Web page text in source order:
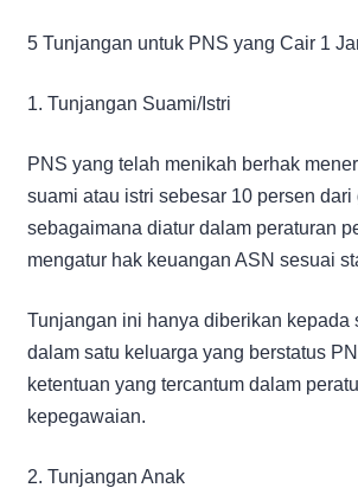
5 Tunjangan untuk PNS yang Cair 1
1. Tunjangan Suami/Istri
PNS yang telah menikah berhak
suami atau istri sebesar 10 persen dari
sebagaimana diatur dalam peraturan
mengatur hak keuangan ASN sesuai
Tunjangan ini hanya diberikan kepada
dalam satu keluarga yang berstatus
ketentuan yang tercantum dalam
kepegawaian.
2. Tunjangan Anak